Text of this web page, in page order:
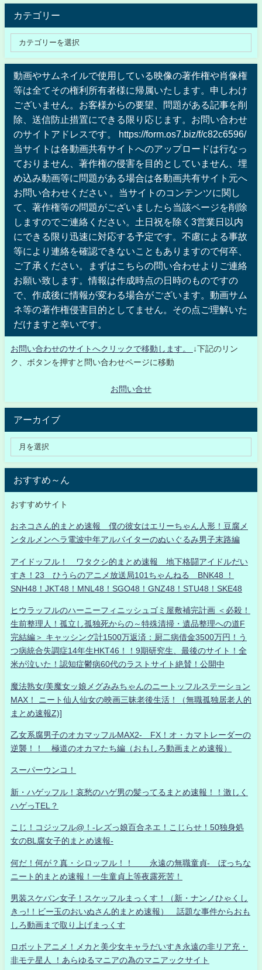
カテゴリー
動画やサムネイルで使用している映像の著作権や肖像権
等は全てその権利所有者様に帰属いたします。申しわけ
ございません。お客様からの要望、問題がある記事を削
除、送信防止措置にできる限り応じます。お問い合わせ
のサイトアドレスです。 https://form.os7.biz/f/c82c6596/
当サイトは各動画共有サイトへのアップロードは行なっ
ておりません、著作権の侵害を目的としていません、埋
め込み動画等に問題がある場合は各動画共有サイト元へ
お問い合わせください 。当サイトのコンテンツに関し
て、著作権等の問題がございましたら当該ページを削除
しますのでご連絡ください。土日祝を除く3営業日以内
にできる限り迅速に対応する予定です。不慮による事故
等により連絡を確認できないこともありますので何卒、
ご了承ください。まずはこちらの問い合わせよりご連絡
お願い致します。情報は作成時点の日時のものですの
で、作成後に情報が変わる場合がございます。動画サム
ネ等の著作権侵害目的としてません。その点ご理解いた
だけますと幸いです。
お問い合わせのサイトへクリックで移動します。
↓下記のリン
ク、ボタンを押すと問い合わせページに移動
お問い合せ
アーカイブ
おすすめ～ん
おすすめサイト
おネコさん的まとめ速報 僕の彼女はエリーちゃん人形！豆腐メ
ンタルメンヘラ電波中年アルバイターのぬいぐるみ男子末路編
アイドッフル！ ワタクシ的まとめ速報 地下格闘アイドルだい
すき！23 ひうらのアニメ放送局101ちゃんねる BNK48 ！
SNH48！JKT48！MNL48！SGO48！GNZ48！STU48！SKE48
ヒウラッフルのハーニーフィニッシュゴミ屋敷補完計画 ＜必殺！
生前整理人！孤立し孤独死からの～特殊清掃・遺品整理への道F
完結編＞ キャッシング計1500万返済：厨二病借金3500万円！う
つ病統合失調症14年生HKT46！！9期研究生、最後のサイト！全
米が泣いた！認知症鬱病60代のラストサイト絶賛！公開中
魔法熟女/美魔女ッ娘メグみみちゃんのニートッフルステーション
MAX！ ニート仙人仙女の映画三昧老後生活！（無職孤独居老人的
まとめ速報Z)]
乙女系腐男子のオカマッフルMAX2- FX！オ・カマトレーダーの
逆襲！！ 極道のオカマたち編（おもしろ動画まとめ速報）
スーパーウンコ！
新・ハゲッフル！哀愁のハゲ男の髪ってるまとめ速報！！激しく
ハゲっTEL？
こじ！コジッフル@！-レズっ娘百合ネエ！こじらせ！50独身処
女のBL腐女子的まとめ速報-
何だ！何が？真・シロッフル！！ 永遠の無職童貞- ぼっちな
ニート的まとめ速報！一生童貞上等夜露死苦！
男装スケバン女子！スケッフルまっくす！（新・ナンノひゃくし
きっ!！ビー玉のおいぬさん的まとめ速報） 話題な事件からおも
しろ動画まで取り上げまっくす
ロボットアニメ！メカと美少女キャラだいすき永遠の非リア充・
非モテ星人 ！あらゆるマニアの為のマニアックサイト